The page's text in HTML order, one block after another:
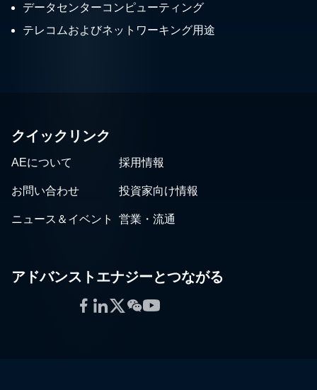
データセンターコンピューティング
テレコムおよびネットワーキング用途
クイックリンク
AEについて 採用情報
お問い合わせ 投資家向け情報
ニュース＆イベント 営業・流通
アドバンストエナジーとつながる
Facebook
LinkedIn
Twitter
WeChat
YouTube